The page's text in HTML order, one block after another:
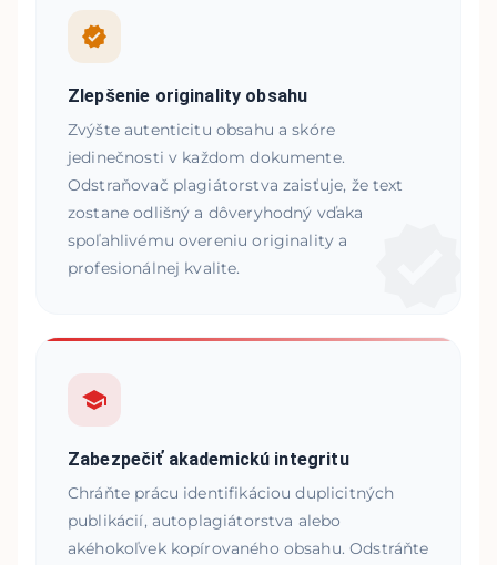
Zlepšenie originality obsahu
Zvýšte autenticitu obsahu a skóre
jedinečnosti v každom dokumente.
Odstraňovač plagiátorstva zaisťuje, že text
zostane odlišný a dôveryhodný vďaka
spoľahlivému overeniu originality a
profesionálnej kvalite.
Zabezpečiť akademickú integritu
Chráňte prácu identifikáciou duplicitných
publikácií, autoplagiátorstva alebo
akéhokoľvek kopírovaného obsahu. Odstráňte